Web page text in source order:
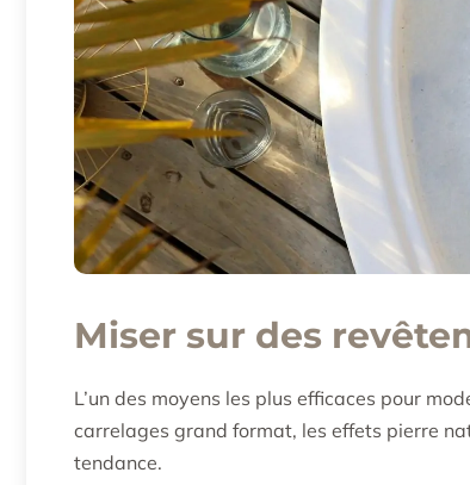
Miser sur des
L’un des moyens les plus efficaces pour
carrelages grand format, les effets pierre
tendance.